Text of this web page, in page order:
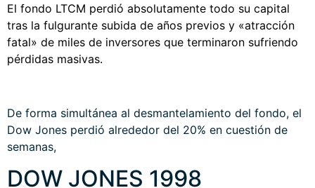
El fondo LTCM perdió absolutamente todo su capital
tras la fulgurante subida de años previos y «atracción
fatal» de miles de inversores que terminaron sufriendo
pérdidas masivas.
De forma simultánea al desmantelamiento del fondo, el
Dow Jones perdió alrededor del 20% en cuestión de
semanas,
DOW JONES 1998